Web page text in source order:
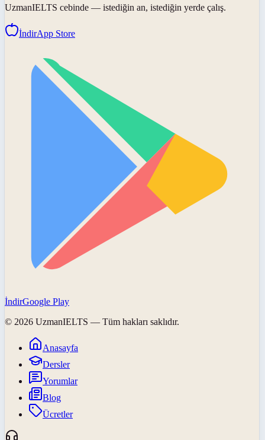
UzmanIELTS cebinde — istediğin an, istediğin yerde çalış.
İndirApp Store
İndirGoogle Play
© 2026 UzmanIELTS — Tüm hakları saklıdır.
Anasayfa
Dersler
Yorumlar
Blog
Ücretler